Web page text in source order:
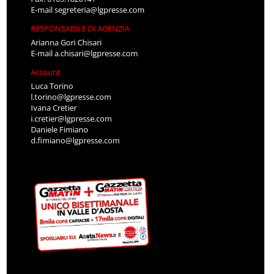
E-mailsegreteria@lgpresse.com
RESPONSABILE DI AGENZIA
Arianna Gori Chisari
E-maila.chisari@lgpresse.com
Account
Luca Torino
l.torino@lgpresse.com
Ivana Cretier
i.cretier@lgpresse.com
Daniele Fimiano
d.fimiano@lgpresse.com